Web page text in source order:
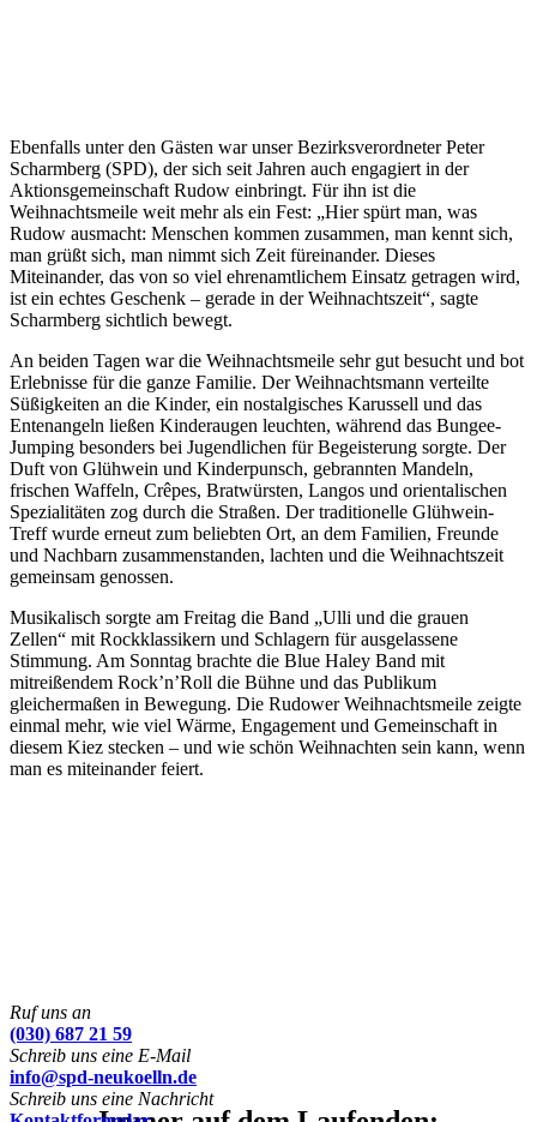
Ebenfalls unter den Gästen war unser Bezirksverordneter Peter
Scharmberg (SPD), der sich seit Jahren auch engagiert in der
Aktionsgemeinschaft Rudow einbringt. Für ihn ist die
Weihnachtsmeile weit mehr als ein Fest: „Hier spürt man, was
Rudow ausmacht: Menschen kommen zusammen, man kennt sich,
man grüßt sich, man nimmt sich Zeit füreinander. Dieses
Miteinander, das von so viel ehrenamtlichem Einsatz getragen wird,
ist ein echtes Geschenk – gerade in der Weihnachtszeit“, sagte
Scharmberg sichtlich bewegt.
An beiden Tagen war die Weihnachtsmeile sehr gut besucht und bot
Erlebnisse für die ganze Familie. Der Weihnachtsmann verteilte
Süßigkeiten an die Kinder, ein nostalgisches Karussell und das
Entenangeln ließen Kinderaugen leuchten, während das Bungee-
Jumping besonders bei Jugendlichen für Begeisterung sorgte. Der
Duft von Glühwein und Kinderpunsch, gebrannten Mandeln,
frischen Waffeln, Crêpes, Bratwürsten, Langos und orientalischen
Spezialitäten zog durch die Straßen. Der traditionelle Glühwein-
Treff wurde erneut zum beliebten Ort, an dem Familien, Freunde
und Nachbarn zusammenstanden, lachten und die Weihnachtszeit
gemeinsam genossen.
Musikalisch sorgte am Freitag die Band „Ulli und die grauen
Zellen“ mit Rockklassikern und Schlagern für ausgelassene
Stimmung. Am Sonntag brachte die Blue Haley Band mit
mitreißendem Rock’n’Roll die Bühne und das Publikum
gleichermaßen in Bewegung. Die Rudower Weihnachtsmeile zeigte
einmal mehr, wie viel Wärme, Engagement und Gemeinschaft in
diesem Kiez stecken – und wie schön Weihnachten sein kann, wenn
man es miteinander feiert.
Ruf uns an
(030) 687 21 59
Schreib uns eine E-Mail
info@spd-neukoelln.de
Schreib uns eine Nachricht